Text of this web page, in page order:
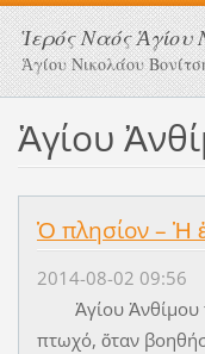
Ἱερός Ναός Ἁγίου
Ἁγίου Νικολάου
Ἁγίου
Ὁ πλησίον – Ἡ
2014-08-02 09:56
Ἁγίου Ἀνθίμου
πτωχό, ὅταν